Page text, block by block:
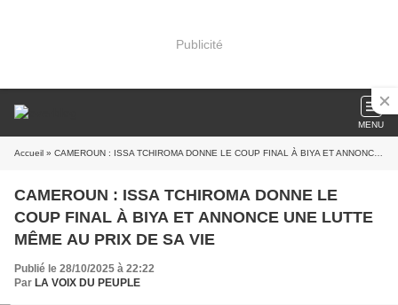
Publicité
MENU
Accueil » CAMEROUN : ISSA TCHIROMA DONNE LE COUP FINAL À BIYA ET ANNONCE UNE LUTTE MÊME AU PRIX DE SA VIE
CAMEROUN : ISSA TCHIROMA DONNE LE
COUP FINAL À BIYA ET ANNONCE UNE LUTTE
MÊME AU PRIX DE SA VIE
Publié le 28/10/2025 à 22:22
Par LA VOIX DU PEUPLE